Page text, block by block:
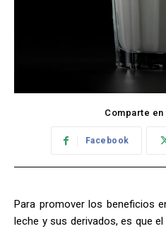
Comparte
Facebook
Para promover los beneficios
leche y sus derivados, es que